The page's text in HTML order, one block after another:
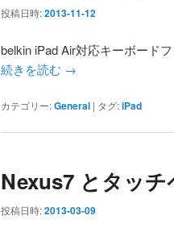
投稿日時:2013-11-12
belkin iPad Air対応キーボード
続きを読む →
カテゴリー:General | タグ:iPad
Nexus7 とタッチ
投稿日時:2013-03-09